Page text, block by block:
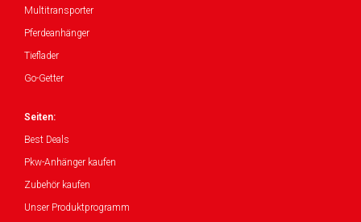
Multitransporter
Pferdeanhänger
Tieflader
Go-Getter
Seiten:
Best Deals
Pkw-Anhänger kaufen
Zubehör kaufen
Unser Produktprogramm